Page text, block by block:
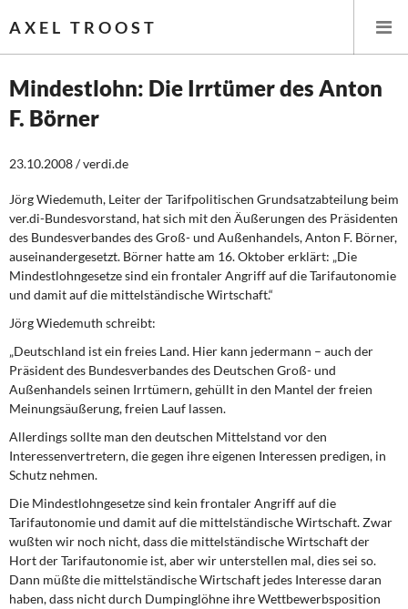
AXEL TROOST
Startseite
Themen
Leitlinien linker Wirtschafts- und Finanzpolitik
Wirtschaftspolitik
Steuer- und Finanzpolitik
Öffentliche Infrastruktur und Daseinsvorsorge
Eurokrise und Griechenland
DIE LINKE
Weitere Themen
Memo-Gruppe
Institut Solidarische Moderne
Rosa-Luxemburg-Stiftung
Mindestlohn: Die Irrtümer des Anton
F. Börner
23.10.2008 / verdi.de
Jörg Wiedemuth, Leiter der Tarifpolitischen Grundsatzabteilung beim
ver.di-Bundesvorstand, hat sich mit den Äußerungen des Präsidenten
des Bundesverbandes des Groß- und Außenhandels, Anton F. Börner,
auseinandergesetzt. Börner hatte am 16. Oktober erklärt: „Die
Mindestlohngesetze sind ein frontaler Angriff auf die Tarifautonomie
und damit auf die mittelständische Wirtschaft.“
Jörg Wiedemuth schreibt:
„Deutschland ist ein freies Land. Hier kann jedermann – auch der
Präsident des Bundesverbandes des Deutschen Groß- und
Außenhandels seinen Irrtümern, gehüllt in den Mantel der freien
Meinungsäußerung, freien Lauf lassen.
Allerdings sollte man den deutschen Mittelstand vor den
Interessenvertretern, die gegen ihre eigenen Interessen predigen, in
Schutz nehmen.
Die Mindestlohngesetze sind kein frontaler Angriff auf die
Tarifautonomie und damit auf die mittelständische Wirtschaft. Zwar
wußten wir noch nicht, dass die mittelständische Wirtschaft der
Hort der Tarifautonomie ist, aber wir unterstellen mal, dies sei so.
Dann müßte die mittelständische Wirtschaft jedes Interesse daran
haben, dass nicht durch Dumpinglöhne ihre Wettbewerbsposition